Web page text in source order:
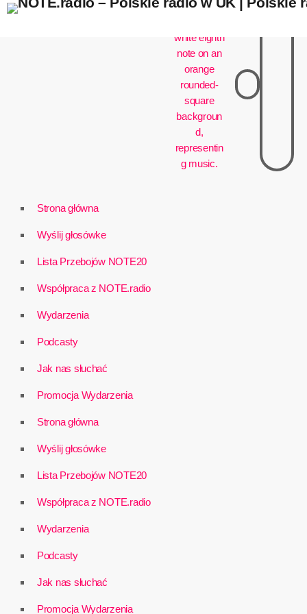
play_arrow
Strona główna
Wyślij głosówke
Lista Przebojów NOTE20
Współpraca z NOTE.radio
Wydarzenia
Podcasty
Jak nas słuchać
Promocja Wydarzenia
Strona główna
Wyślij głosówke
Lista Przebojów NOTE20
Współpraca z NOTE.radio
Wydarzenia
Podcasty
Jak nas słuchać
Promocja Wydarzenia